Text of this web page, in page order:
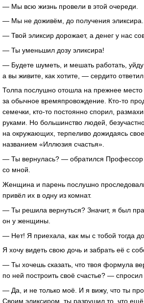
— Мы всю жизнь провели в этой очереди.
— Мы не доживём, до получения эликсира.
— Твой эликсир дорожает, а денег у нас
— Ты уменьшил дозу эликсира!
— Будете шуметь, и мешать работать, уйду
а вы живите, как хотите, — сердито
Толпа послушно отошла на прежнее место
за обычное времяпровождение. Кто-то
семечки, кто-то постоянно спорил,
руками. Но большинство людей,
на окружающих, терпеливо дожидаясь
названием «Иллюзия счастья».
— Ты вернулась? — обратился
со мной.
Женщина и парень послушно
привёл их в одну из комнат.
— Ты решила вернуться? Значит, я был
он у женщины.
— Нет! Я приехала, как мы с тобой тогда
Я хочу видеть свою дочь и забрать её с
— Ты хочешь сказать, что твоя формула
по ней построить своё счастье? — спросил
— Да, и не только моё. И я вижу, что ты
Своим эликсиром, ты разрушил то, что